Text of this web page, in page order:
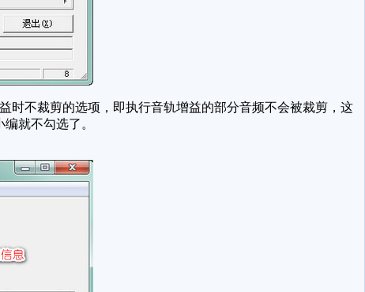
不裁剪的选项，即执行音轨增益的部分音频不会被裁剪，这
就不勾选了。